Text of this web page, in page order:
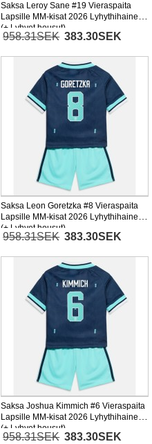
Saksa Leroy Sane #19 Vieraspaita
Lapsille MM-kisat 2026 Lyhythihainen
(+ Lyhyet housut)
958.31SEK 383.30SEK
Saksa Leon Goretzka #8 Vieraspaita
Lapsille MM-kisat 2026 Lyhythihainen
(+ Lyhyet housut)
958.31SEK 383.30SEK
Saksa Joshua Kimmich #6 Vieraspaita
Lapsille MM-kisat 2026 Lyhythihainen
(+ Lyhyet housut)
958.31SEK 383.30SEK